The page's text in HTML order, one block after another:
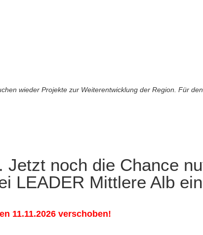
wieder Projekte zur Weiterentwicklung der Region. Für
Jetzt noch die Chance
LEADER Mittlere Alb
11.11.2026 verschoben!